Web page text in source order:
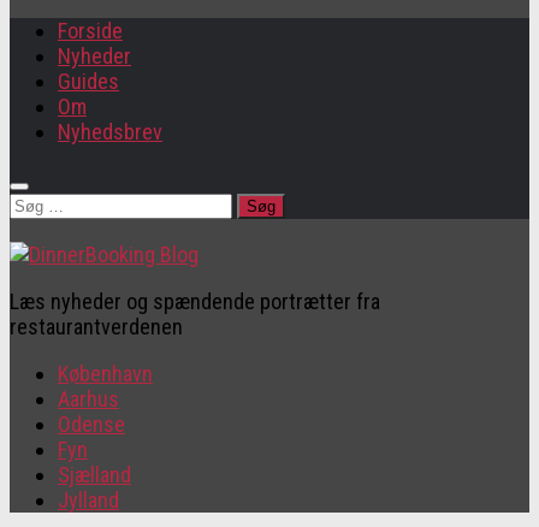
Forside
Nyheder
Guides
Om
Nyhedsbrev
Søg
Læs nyheder og spændende portrætter fra
restaurantverdenen
København
Aarhus
Odense
Fyn
Sjælland
Jylland